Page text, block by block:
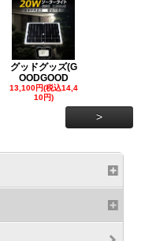
グッドグッズ(G
OODGOOD
13,100円(税込14,4
10円)
>